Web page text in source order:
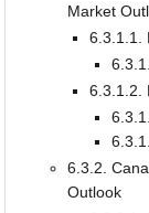
Market
6.3.1.1.
6.3.1.2.
6.3.2.
Outlook